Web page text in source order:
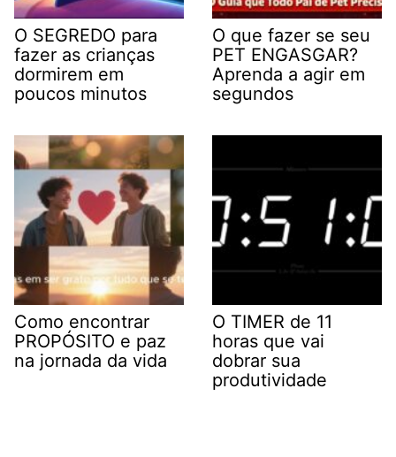
O SEGREDO para
fazer as crianças
dormirem em
poucos minutos
O que fazer se seu
PET ENGASGAR?
Aprenda a agir em
segundos
Como encontrar
PROPÓSITO e paz
na jornada da vida
O TIMER de 11
horas que vai
dobrar sua
produtividade